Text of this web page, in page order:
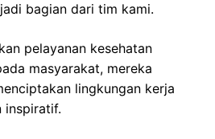
bagian dari tim kami.
pelayanan kesehatan
masyarakat, mereka
lingkungan kerja
inspiratif.